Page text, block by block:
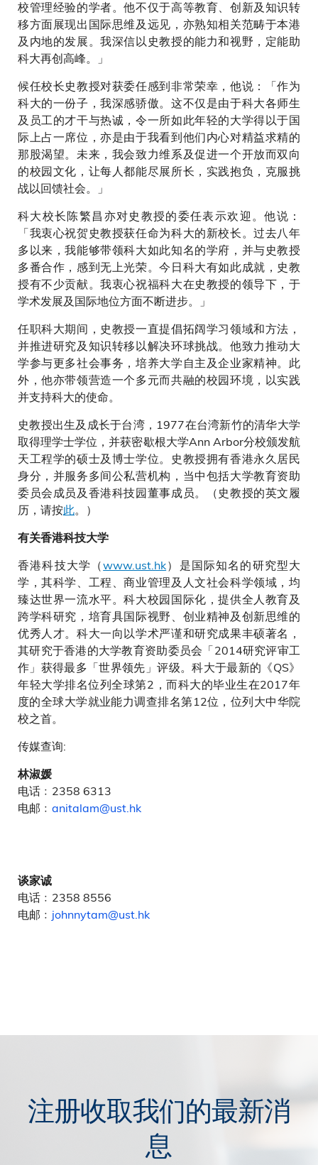
校管理经验的学者。他不仅于高等教育、创新及知识转
移方面展现出国际思维及远见，亦熟知相关范畴于本港
及内地的发展。我深信以史教授的能力和视野，定能助
科大再创高峰。」
候任校长史教授对获委任感到非常荣幸，他说：「作为
科大的一份子，我深感骄傲。这不仅是由于科大各师生
及员工的才干与热诚，令一所如此年轻的大学得以于国
际上占一席位，亦是由于我看到他们内心对精益求精的
那股渴望。未来，我会致力维系及促进一个开放而双向
的校园文化，让每人都能尽展所长，实践抱负，克服挑
战以回馈社会。」
科大校长陈繁昌亦对史教授的委任表示欢迎。他说：
「我衷心祝贺史教授获任命为科大的新校长。过去八年
多以来，我能够带领科大如此知名的学府，并与史教授
多番合作，感到无上光荣。今日科大有如此成就，史教
授有不少贡献。我衷心祝福科大在史教授的领导下，于
学术发展及国际地位方面不断进步。」
任职科大期间，史教授一直提倡拓阔学习领域和方法，
并推进研究及知识转移以解决环球挑战。他致力推动大
学参与更多社会事务，培养大学自主及企业家精神。此
外，他亦带领营造一个多元而共融的校园环境，以实践
并支持科大的使命。
史教授出生及成长于台湾，1977在台湾新竹的清华大学
取得理学士学位，并获密歇根大学Ann Arbor分校颁发航
天工程学的硕士及博士学位。史教授拥有香港永久居民
身分，并服务多间公私营机构，当中包括大学教育资助
委员会成员及香港科技园董事成员。（史教授的英文履
历，请按此。）
有关香港科技大学
香港科技大学（www.ust.hk）是国际知名的研究型大
学，其科学、工程、商业管理及人文社会科学领域，均
臻达世界一流水平。科大校园国际化，提供全人教育及
跨学科研究，培育具国际视野、创业精神及创新思维的
优秀人才。科大一向以学术严谨和研究成果丰硕著名，
其研究于香港的大学教育资助委员会「2014研究评审工
作」获得最多「世界领先」评级。科大于最新的《QS》
年轻大学排名位列全球第2，而科大的毕业生在2017年
度的全球大学就业能力调查排名第12位，位列大中华院
校之首。
传媒查询:
林淑媛
电话﹕2358 6313
电邮﹕ anitalam@ust.hk
谈家诚
电话﹕2358 8556
电邮﹕ johnnytam@ust.hk
注册收取我们的最新消
息